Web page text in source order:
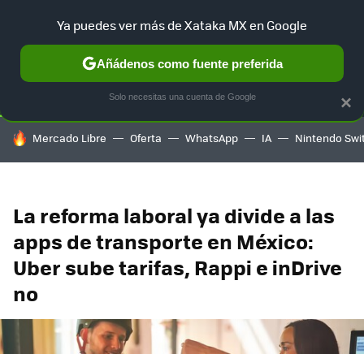
SELECCIÓN GAMING HOME AUTO TERRITORIO
HOY SE HABLA DE
Mercado Libre Oferta WhatsApp IA Nintendo
La reforma laboral ya divide a las
apps de transporte en México:
Uber sube tarifas, Rappi e inDrive
no
×
Ya puedes ver más de Xataka MX en Google
Añádenos como fuente preferida
Solo necesitas una cuenta de Google